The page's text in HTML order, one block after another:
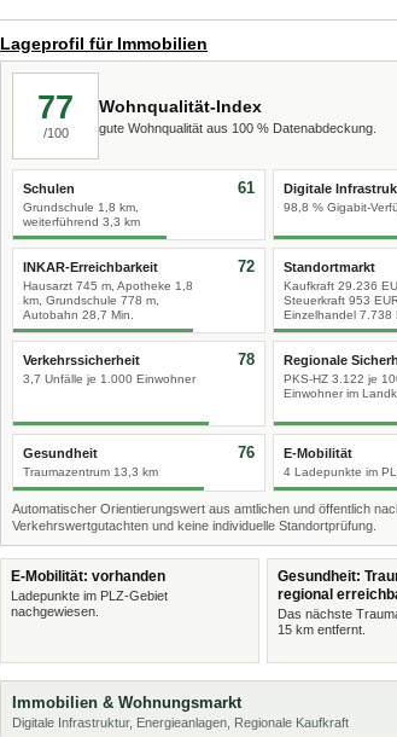
Lageprofil für Immobilien
77
/100
Wohnqualität-Index
gute Wohnqualität aus 100 % Datenabdeckung.
Schulen
Grundschule 1,8 km,
weiterführend 3,3 km
61 Digitale
98,8 % Gigabit-
INKAR-Erreichbarkeit
Hausarzt 745 m, Apotheke 1,8
km, Grundschule 778 m,
Autobahn 28,7 Min.
72 Standortmarkt
Kaufkraft 29.236
Steuerkraft 953
Einzelhandel 7.738
Verkehrssicherheit
3,7 Unfälle je 1.000 Einwohner
78 Regionale
PKS-HZ 3.122 je
Einwohner im
Gesundheit
Traumazentrum 13,3 km
76 E-Mobilität
4 Ladepunkte im
Automatischer Orientierungswert aus amtlichen und öffentlich
Verkehrswertgutachten und keine individuelle Standortprüfung.
E-Mobilität: vorhanden
Ladepunkte im PLZ-Gebiet
nachgewiesen.
Gesundheit:
regional
Das nächste
15 km entfernt.
Immobilien & Wohnungsmarkt
Digitale Infrastruktur, Energieanlagen, Regionale Kaufkraft